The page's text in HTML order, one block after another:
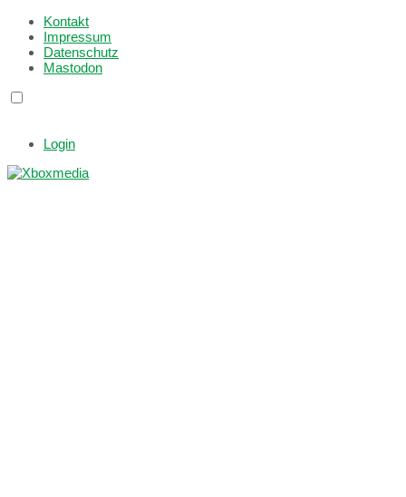
Kontakt
Impressum
Datenschutz
Mastodon
Login